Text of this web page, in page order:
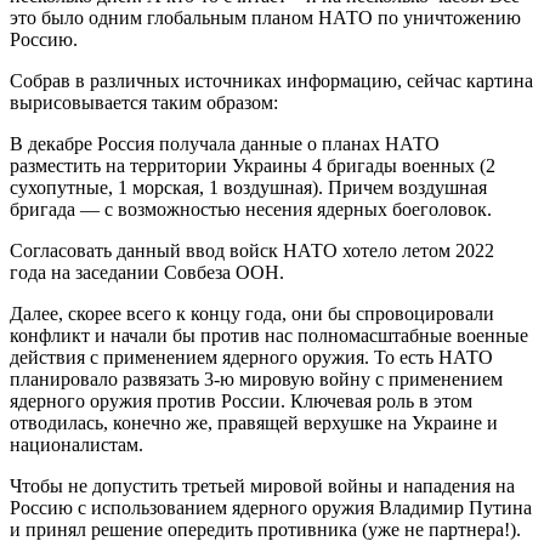
это было одним глобальным планом НАТО по уничтожению
Россию.
Собрав в различных источниках информацию, сейчас картина
вырисовывается таким образом:
В декабре Россия получала данные о планах НАТО
разместить на территории Украины 4 бригады военных (2
сухопутные, 1 морская, 1 воздушная). Причем воздушная
бригада — с возможностью несения ядерных боеголовок.
Согласовать данный ввод войск НАТО хотело летом 2022
года на заседании Совбеза ООН.
Далее, скорее всего к концу года, они бы спровоцировали
конфликт и начали бы против нас полномасштабные военные
действия с применением ядерного оружия. То есть НАТО
планировало развязать 3-ю мировую войну с применением
ядерного оружия против России. Ключевая роль в этом
отводилась, конечно же, правящей верхушке на Украине и
националистам.
Чтобы не допустить третьей мировой войны и нападения на
Россию с использованием ядерного оружия Владимир Путина
и принял решение опередить противника (уже не партнера!).